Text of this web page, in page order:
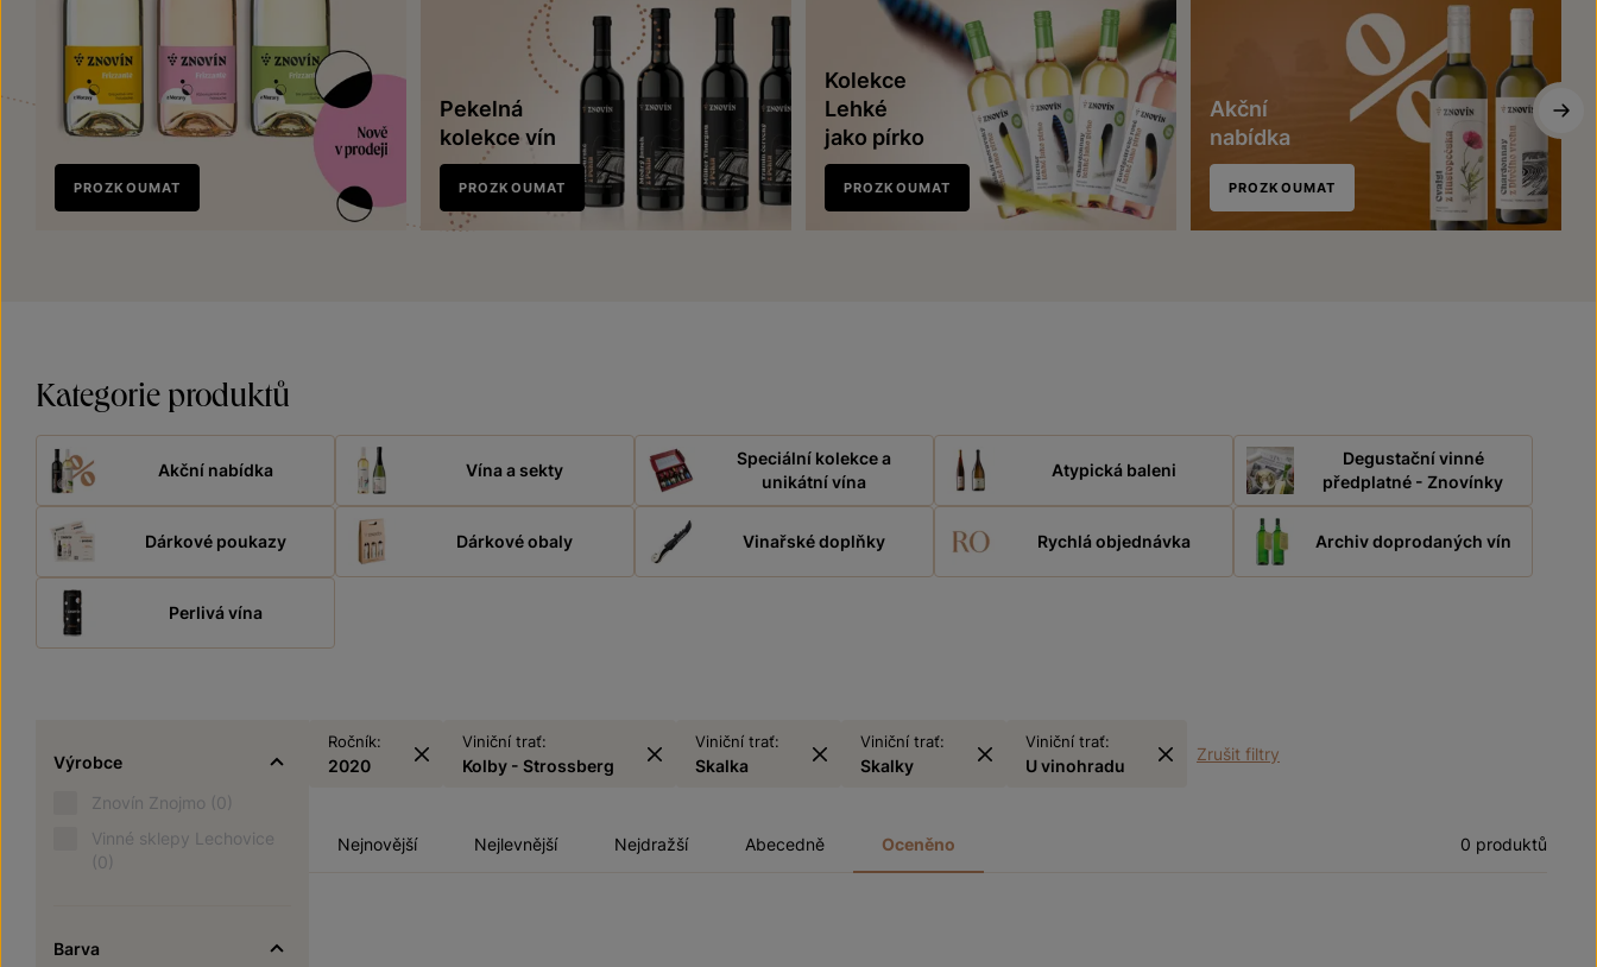
Nově
v prodeji
PROZKOUMAT
Pekelná
kolekce vín
PROZKOUMAT
Kolekce
Lehké
jako pírko
PROZKOUMAT
Akční
nabídka
PROZKOUMAT
Kategorie produktů
Akční nabídka Vína a sekty
Speciální kolekce a
unikátní vína
Atypická baleni
Degustační vinné
předplatné - Znovínky
Dárkové poukazy Dárkové obaly Vinařské doplňky Rychlá objednávka Archiv doprodaných vín
Perlivá vína
Výrobce
Znovín Znojmo (0)
Vinné sklepy Lechovice
(0)
Barva
Ročník:
2020
Viniční trať:
Kolby - Strossberg
Viniční trať:
Skalka
Viniční trať:
Skalky
Viniční trať:
U vinohradu
Zrušit filtry
Nejnovější Nejlevnější Nejdražší Abecedně Oceněno 0 produktů